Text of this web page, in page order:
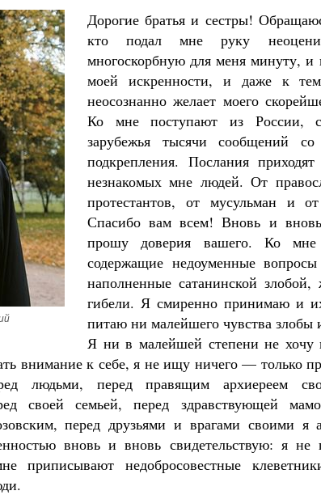
Дорогие братья и сестры!
кто подал мне руку
многоскорбную для меня минуту, и
моей искренности, и даже к
неосознанно желает моего
Ко мне поступают из России,
зарубежья тысячи сообщений
подкрепления. Послания
незнакомых мне людей. От
протестантов, от мусульман и
Спасибо вам всем! Вновь и
прошу доверия вашего. Ко
содержащие недоуменные
наполненные сатанинской
гибели. Я смиренно принимаю и
питаю ни малейшего чувства злобы
Я ни в малейшей степени не хочу
внимание к себе, я не ищу ничего — только
людьми, перед правящим архиереем
своей семьей, перед здравствующей
перед друзьями и врагами своими я
вновь и вновь свидетельствую: я
приписывают недобросовестные
Как найти своё место в жизни
Кирилл Мурышев